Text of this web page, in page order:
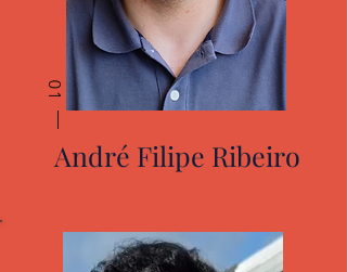
01
André Filipe Ribeiro